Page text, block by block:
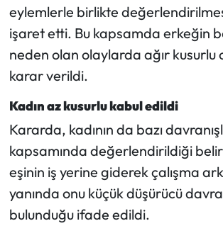
eylemlerle birlikte
işaret etti. Bu kapsamda erkeğin
neden olan olaylarda ağır kusurlu
karar verildi.
Kadın az kusurlu kabul edildi
Kararda, kadının da bazı
kapsamında değerlendirildiği
eşinin iş yerine giderek çalışma
yanında onu küçük düşürücü
bulunduğu ifade edildi.